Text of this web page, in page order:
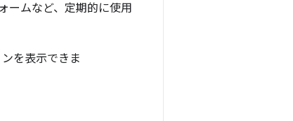
ームなど、定期的に使用
を表示できま